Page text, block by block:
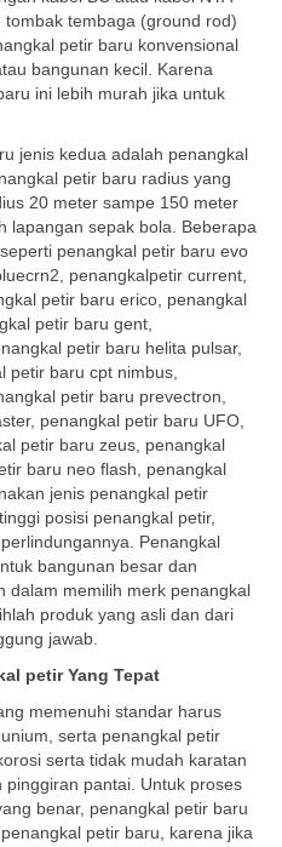
tembaga (ground rod)
petir baru konvensional
bangunan kecil. Karena
ini lebih murah jika untuk
jenis kedua adalah penangkal
petir baru radius yang
20 meter sampe 150 meter
lapangan sepak bola. Beberapa
penangkal petir baru evo
penangkalpetir current,
petir baru erico, penangkal
petir baru gent,
petir baru helita pulsar,
petir baru cpt nimbus,
petir baru prevectron,
penangkal petir baru UFO,
petir baru zeus, penangkal
baru neo flash, penangkal
jenis penangkal petir
posisi penangkal petir,
Penangkal
bangunan besar dan
dalam memilih merk penangkal
produk yang asli dan dari
jawab.
petir Yang Tepat
memenuhi standar harus
serta penangkal petir
serta tidak mudah karatan
pantai. Untuk proses
benar, penangkal petir baru
petir baru, karena jika